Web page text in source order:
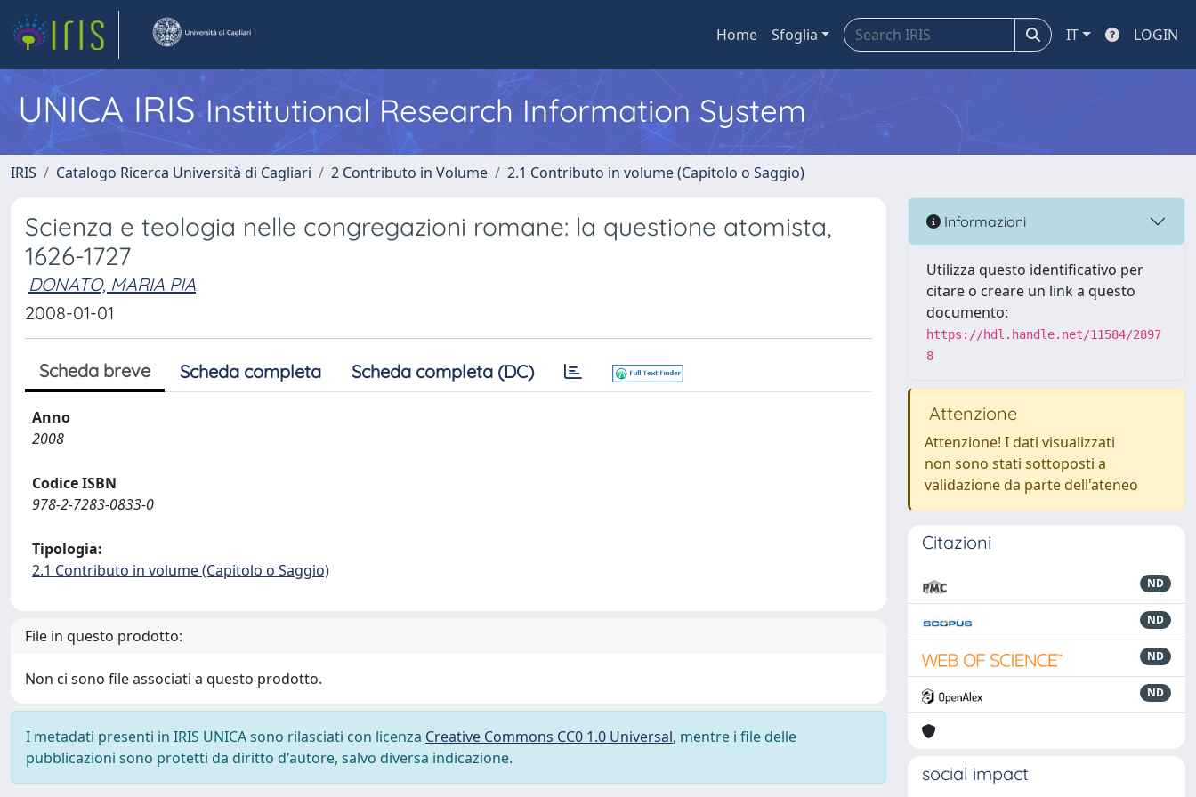
Home Sfoglia IT LOGIN
UNICA IRISInstitutional Research Information System
IRIS Catalogo Ricerca Università di Cagliari 2 Contributo in Volume 2.1 Contributo in volume (Capitolo o Saggio)
Scienza e teologia nelle congregazioni romane: la questione atomista,
1626-1727
DONATO, MARIA PIA
2008-01-01
Scheda breve Scheda completa Scheda completa (DC)
Anno
2008
Codice ISBN
978-2-7283-0833-0
Tipologia:
2.1 Contributo in volume (Capitolo o Saggio)
File in questo prodotto:
Non ci sono file associati a questo prodotto.
I metadati presenti in IRIS UNICA sono rilasciati con licenza Creative Commons CC0 1.0 Universal, mentre i file delle
pubblicazioni sono protetti da diritto d'autore, salvo diversa indicazione.
Informazioni
Utilizza questo identificativo per
citare o creare un link a questo
documento:
https://hdl.handle.net/11584/2897
8
Attenzione
Attenzione! I dati visualizzati
non sono stati sottoposti a
validazione da parte dell'ateneo
Citazioni
ND
ND
ND
ND
social impact